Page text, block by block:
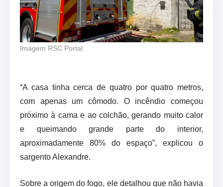
Imagem RSC Portal
“A casa tinha cerca de quatro por quatro metros,
com apenas um cômodo. O incêndio começou
próximo à cama e ao colchão, gerando muito calor
e queimando grande parte do interior,
aproximadamente 80% do espaço”, explicou o
sargento Alexandre.
Sobre a origem do fogo, ele detalhou que não havia